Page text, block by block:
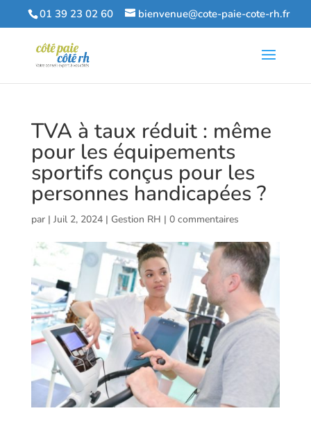
01 39 23 02 60 bienvenue@cote-paie-cote-rh.fr
TVA à taux réduit : même
pour les équipements
sportifs conçus pour les
personnes handicapées ?
par | Juil 2, 2024| Gestion RH | 0 commentaires